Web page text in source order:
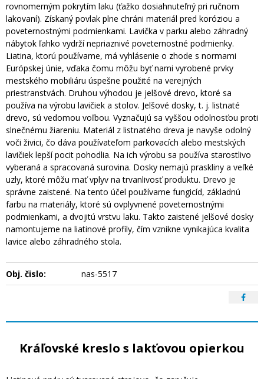
rovnomerným pokrytím laku (ťažko dosiahnuteľný pri ručnom
lakovaní). Získaný povlak plne chráni materiál pred koróziou a
poveternostnými podmienkami. Lavička v parku alebo záhradný
nábytok ľahko vydrží nepriaznivé poveternostné podmienky.
Liatina, ktorú používame, má vyhlásenie o zhode s normami
Európskej únie, vďaka čomu môžu byť nami vyrobené prvky
mestského mobiliáru úspešne použité na verejných
priestranstvách. Druhou výhodou je jelšové drevo, ktoré sa
používa na výrobu lavičiek a stolov. Jelšové dosky, t. j. listnaté
drevo, sú vedomou voľbou. Vyznačujú sa vyššou odolnosťou proti
slnečnému žiareniu. Materiál z listnatého dreva je navyše odolný
voči živici, čo dáva používateľom parkovacích alebo mestských
lavičiek lepší pocit pohodlia. Na ich výrobu sa používa starostlivo
vyberaná a spracovaná surovina. Dosky nemajú praskliny a veľké
uzly, ktoré môžu mať vplyv na trvanlivosť produktu. Drevo je
správne zaistené. Na tento účel používame fungicíd, základnú
farbu na materiály, ktoré sú ovplyvnené poveternostnými
podmienkami, a dvojitú vrstvu laku. Takto zaistené jelšové dosky
namontujeme na liatinové profily, čím vznikne vynikajúca kvalita
lavice alebo záhradného stola.
Obj. čislo: nas-5517
Kráľovské kreslo s lakťovou opierkou